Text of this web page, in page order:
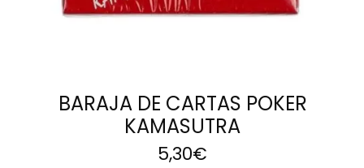
BARAJA DE CARTAS POKER
KAMASUTRA
5,30€